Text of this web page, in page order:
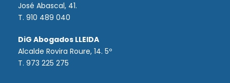
José Abascal, 41.
T. 910 489 040
DiG Abogados LLEIDA
Alcalde Rovira Roure, 14. 5º
T. 973 225 275